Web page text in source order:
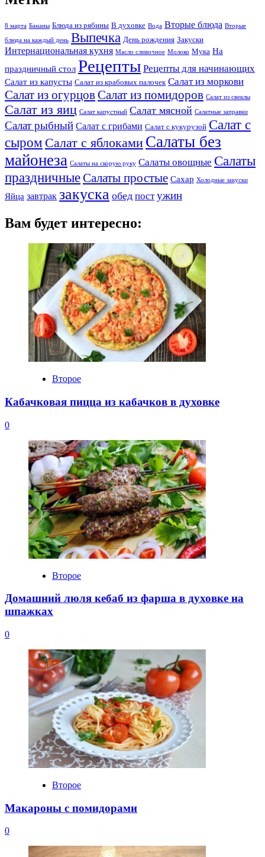
8 марта Бананы Блюда из рябины В духовке Вода Вторые блюда Вторые
блюда на каждый день Выпечка День рождения Закуски
Интернациональная кухня Масло сливочное Молоко Мука На
праздничный стол Рецепты Рецепты для начинающих
Салат из капусты Салат из крабовых палочек Салат из моркови
Салат из огурцовСалат из помидоров Салат из свеклы
Салат из яиц Салат капустный Салат мясной Салатные заправки
Салат рыбный Салат с грибами Салат с кукурузой Салат с
сыром Салат с яблоками Салаты без
майонеза Салаты на скорую руку Салаты овощные Салаты
праздничныеСалаты простые Сахар Холодные закуски
Яйца завтрак закуска обед пост ужин
Вам будет интересно:
Второе
Кабачковая пицца из кабачков в духовке
0
Второе
Домашний люля кебаб из фарша в духовке на
шпажках
0
Второе
Макароны с помидорами
0